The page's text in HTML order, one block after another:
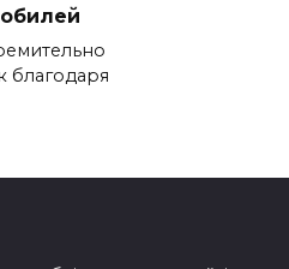
благодаря